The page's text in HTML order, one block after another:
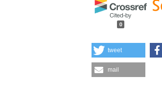
0
tweet
mail